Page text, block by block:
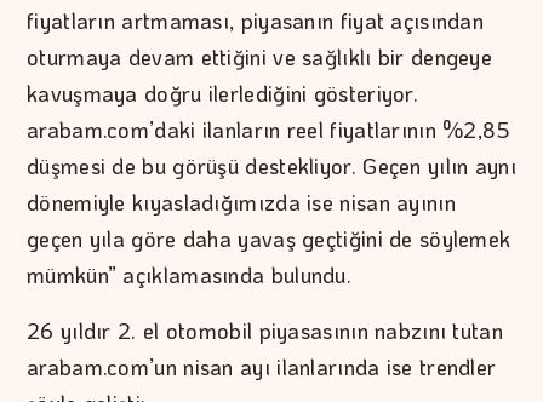
fiyatların artmaması, piyasanın fiyat açısından
oturmaya devam ettiğini ve sağlıklı bir dengeye
kavuşmaya doğru ilerlediğini gösteriyor.
arabam.com’daki ilanların reel fiyatlarının %2,85
düşmesi de bu görüşü destekliyor. Geçen yılın aynı
dönemiyle kıyasladığımızda ise nisan ayının
geçen yıla göre daha yavaş geçtiğini de söylemek
mümkün” açıklamasında bulundu.
26 yıldır 2. el otomobil piyasasının nabzını tutan
arabam.com’un nisan ayı ilanlarında ise trendler